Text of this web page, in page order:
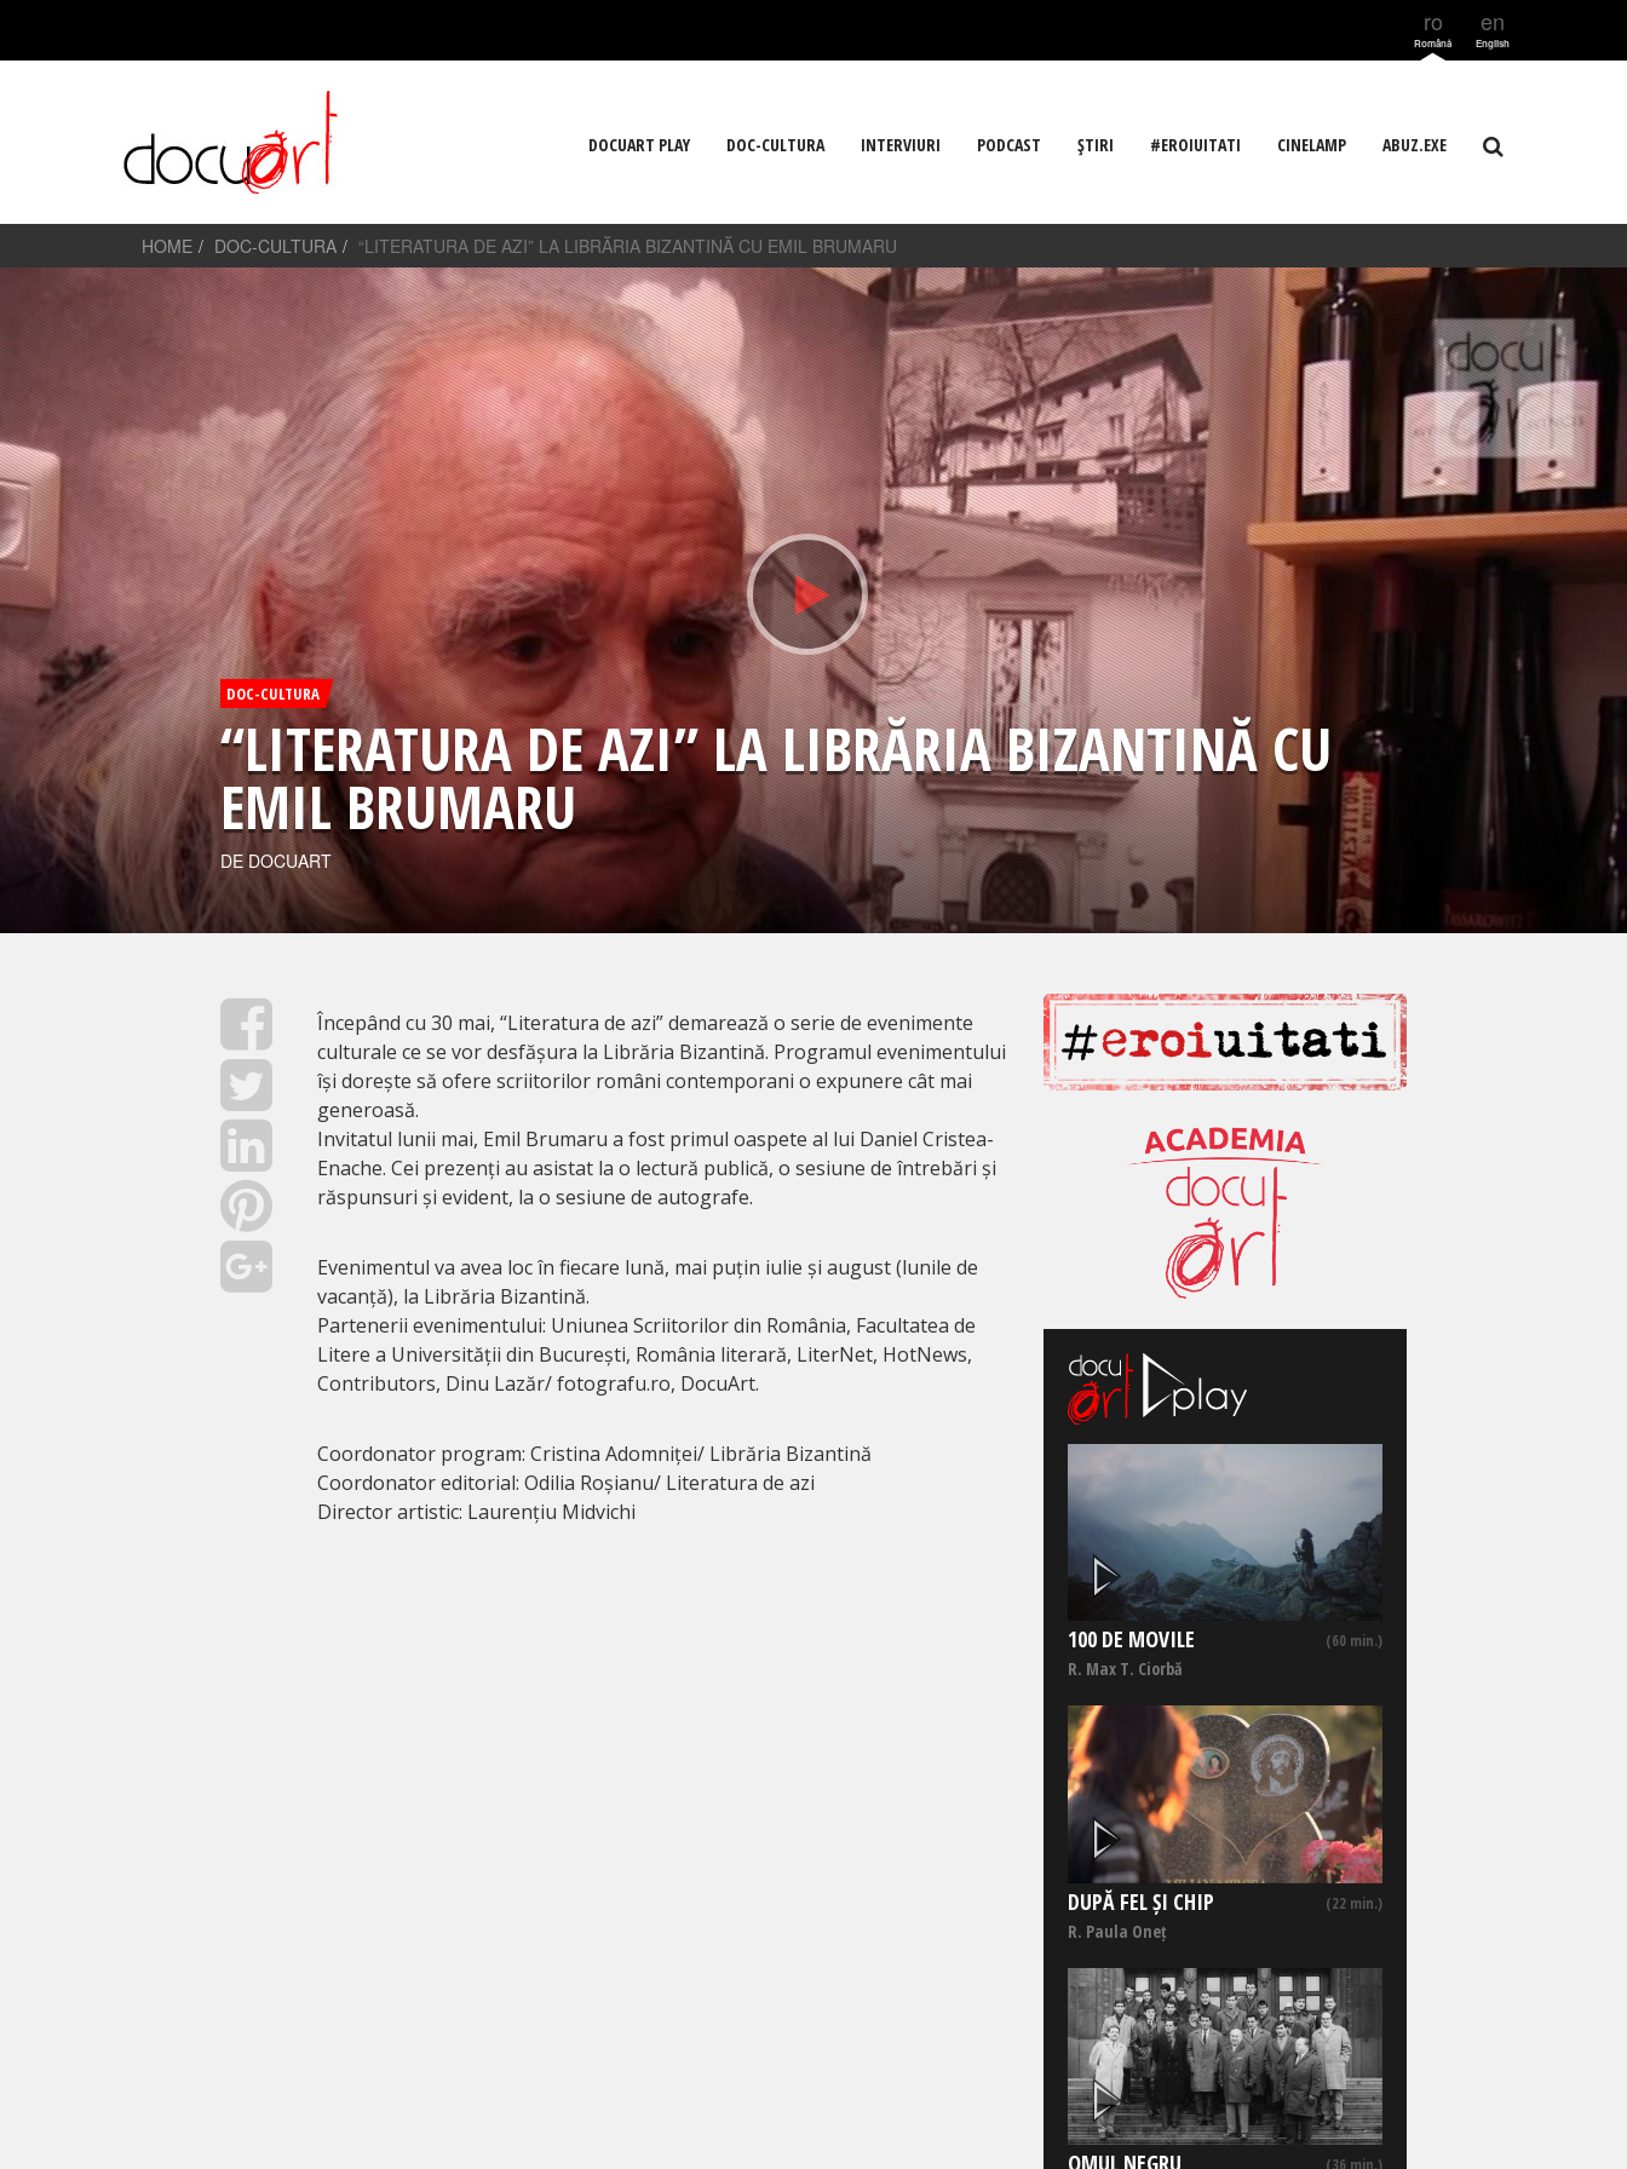
ro
Română
en
English
DOCUART PLAY DOC-CULTURA INTERVIURI PODCAST ŞTIRI #EROIUITATI CINELAMP ABUZ.EXE
HOME DOC-CULTURA “LITERATURA DE AZI” LA LIBRĂRIA BIZANTINĂ CU EMIL BRUMARU
DOC-CULTURA
“LITERATURA DE AZI” LA LIBRĂRIA BIZANTINĂ CU
EMIL BRUMARU
DE DOCUART
Începând cu 30 mai, “Literatura de azi” demarează o serie de evenimente
culturale ce se vor desfășura la Librăria Bizantină. Programul evenimentului
își dorește să ofere scriitorilor români contemporani o expunere cât mai
generoasă.
Invitatul lunii mai, Emil Brumaru a fost primul oaspete al lui Daniel Cristea-
Enache. Cei prezenți au asistat la o lectură publică, o sesiune de întrebări și
răspunsuri și evident, la o sesiune de autografe.
Evenimentul va avea loc în fiecare lună, mai puțin iulie și august (lunile de
vacanță), la Librăria Bizantină.
Partenerii evenimentului: Uniunea Scriitorilor din România, Facultatea de
Litere a Universității din București, România literară, LiterNet, HotNews,
Contributors, Dinu Lazăr/ fotografu.ro, DocuArt.
Coordonator program: Cristina Adomniței/ Librăria Bizantină
Coordonator editorial: Odilia Roșianu/ Literatura de azi
Director artistic: Laurențiu Midvichi
100 DE MOVILE (60 min.)
R. Max T. Ciorbă
DUPĂ FEL ȘI CHIP (22 min.)
R. Paula Oneț
OMUL NEGRU (36 min.)